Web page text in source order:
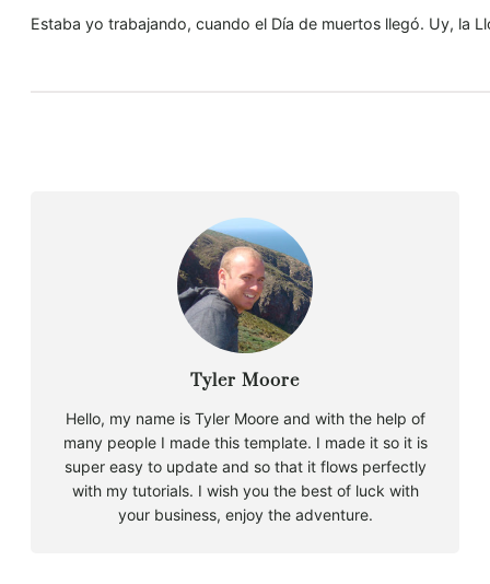
Estaba yo trabajando, cuando el Día de muertos llegó. Uy, la
Tyler Moore
Hello, my name is Tyler Moore and with the help of
many people I made this template. I made it so it is
super easy to update and so that it flows perfectly
with my tutorials. I wish you the best of luck with
your business, enjoy the adventure.